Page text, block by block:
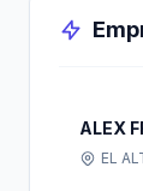
ALEX
EL